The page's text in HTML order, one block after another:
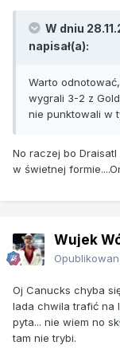
W dniu
napisał(a):
Warto
wygrali 3-2 z
nie punktowali w
No raczej bo Draisatl
w świetnej
Wujek
Oj Canucks chyba
lada chwila trafić na
pyta... nie wiem no
tam nie trybi.